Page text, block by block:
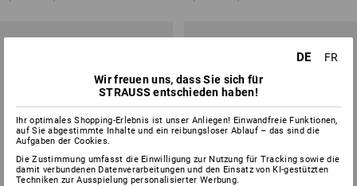
DE
FR
Wir freuen uns, dass Sie sich für
STRAUSS entschieden haben!
Ihr optimales Shopping-Erlebnis ist unser Anliegen! Einwandfreie Funktionen,
auf Sie abgestimmte Inhalte und ein reibungsloser Ablauf – das sind die
Aufgaben der Cookies.
Die Zustimmung umfasst die Einwilligung zur Nutzung für Tracking sowie die
damit verbundenen Datenverarbeitungen und den Einsatz von KI-gestützten
Techniken zur Ausspielung personalisierter Werbung.